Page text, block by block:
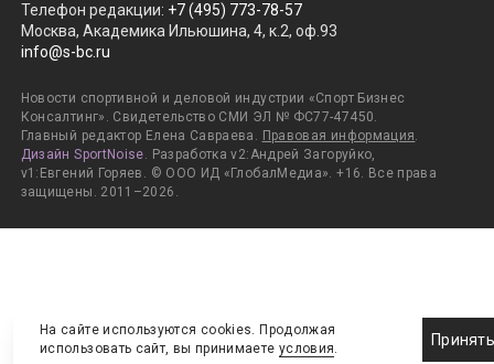
Телефон редакции: +7 (495) 773-78-57
Москва, Академика Ильюшина, 4, к.2, оф.93
info@s-bc.ru
Новости спортивной и деловой индустрии «Спорт Бизнес
Консалтинг». Свидетельство СМИ ЭЛ № ФС77-47450.
Главный редактор Елена Савраева. Правовая информация.
Дизайн SportNoise. Разработка v2:Андрей Загоруйко,
v1:Евгений Горяев. © ООО ИД «ГлобалМедиа». +16. Все права
защищены. 2011–2026.
На сайте используются cookies. Продолжая
использовать сайт, вы принимаете условия.
Принять